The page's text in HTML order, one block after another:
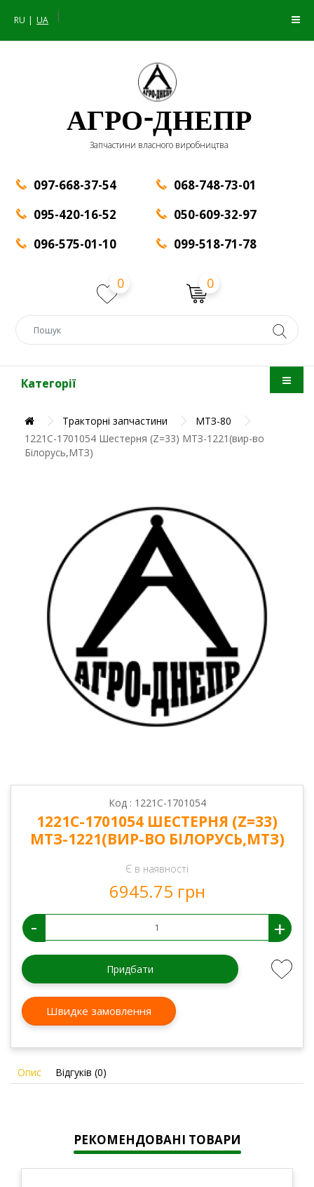
RU UA |
АГРО-ДНЕПР
Запчастини власного виробництва
097-668-37-54
095-420-16-52
096-575-01-10
068-748-73-01
050-609-32-97
099-518-71-78
0 0
Категорії
Тракторні запчастини
МТЗ-80
1221С-1701054 Шестерня (Z=33) МТЗ-1221(вир-во
Білорусь,МТЗ)
Код : 1221С-1701054
1221С-1701054 ШЕСТЕРНЯ (Z=33)
МТЗ-1221(ВИР-ВО БІЛОРУСЬ,МТЗ)
Є в наявності
6945.75 грн
- +
Придбати
Швидке замовлення
Опис Відгуків (0)
РЕКОМЕНДОВАНІ ТОВАРИ